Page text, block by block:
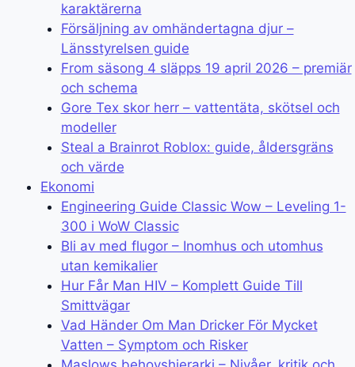
karaktärerna
Försäljning av omhändertagna djur –
Länsstyrelsen guide
From säsong 4 släpps 19 april 2026 – premiär
och schema
Gore Tex skor herr – vattentäta, skötsel och
modeller
Steal a Brainrot Roblox: guide, åldersgräns
och värde
Ekonomi
Engineering Guide Classic Wow – Leveling 1-
300 i WoW Classic
Bli av med flugor – Inomhus och utomhus
utan kemikalier
Hur Får Man HIV – Komplett Guide Till
Smittvägar
Vad Händer Om Man Dricker För Mycket
Vatten – Symptom och Risker